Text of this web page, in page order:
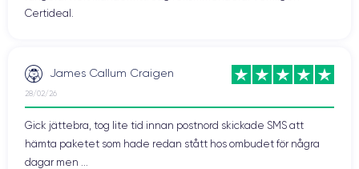
Certideal.
James Callum Craigen
28/02/26
Gick jättebra, tog lite tid innan postnord skickade SMS att
hämta paketet som hade redan stått hos ombudet för några
dagar men ...